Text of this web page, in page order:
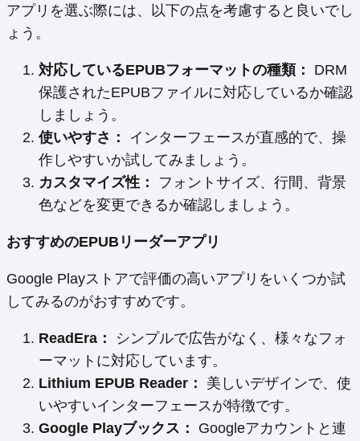
アプリを選ぶ際には、以下の点を考慮すると良いでし
ょう。
対応しているEPUBフォーマットの種類：
DRM
保護されたEPUBファイルに対応しているか確認
しましょう。
使いやすさ：
インターフェースが直感的で、操
作しやすいか試してみましょう。
カスタマイズ性：
フォントサイズ、行間、背景
色などを変更できるか確認しましょう。
おすすめのEPUBリーダーアプリ
Google Playストアで評価の高いアプリをいくつか試
してみるのがおすすめです。
ReadEra：
シンプルで広告がなく、様々なフォ
ーマットに対応しています。
Lithium EPUB Reader：
美しいデザインで、使
いやすいインターフェースが特徴です。
Google Playブックス：
Googleアカウントと連